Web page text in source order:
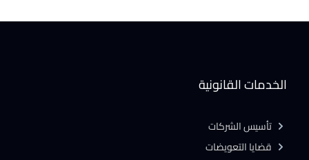
الخدمات القانونية
تأسيس الشركات
قضايا التعويضات